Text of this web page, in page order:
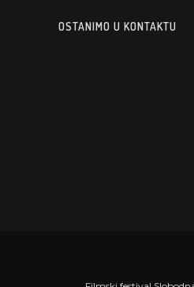
OSTANIMO U KONTAKTU